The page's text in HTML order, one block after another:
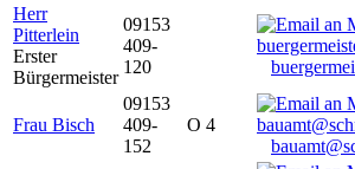
Herr
Pitterlein
Erster
Bürgermeister
09153
409-
120
Frau Bisch
09153
409-
152
O 4